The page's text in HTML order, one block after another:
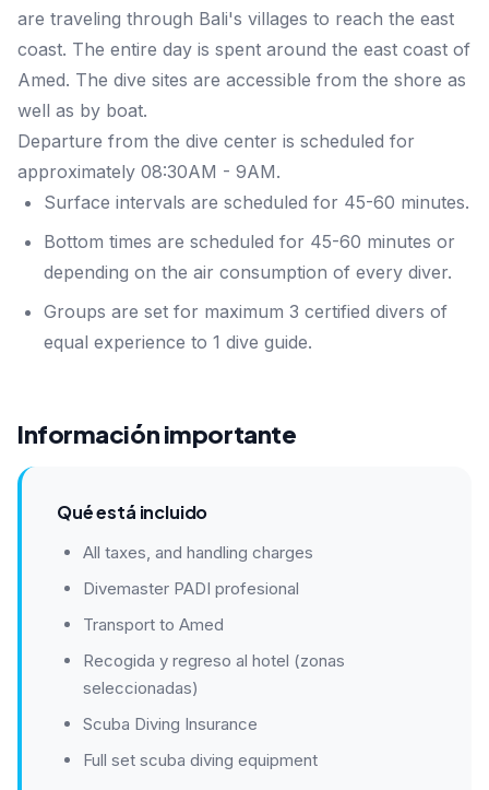
are traveling through Bali's villages to reach the east
coast. The entire day is spent around the east coast of
Amed. The dive sites are accessible from the shore as
well as by boat.
Departure from the dive center is scheduled for
approximately 08:30AM - 9AM.
Surface intervals are scheduled for 45-60 minutes.
Bottom times are scheduled for 45-60 minutes or
depending on the air consumption of every diver.
Groups are set for maximum 3 certified divers of
equal experience to 1 dive guide.
Información importante
Qué está incluido
All taxes, and handling charges
Divemaster PADI profesional
Transport to Amed
Recogida y regreso al hotel (zonas
seleccionadas)
Scuba Diving Insurance
Full set scuba diving equipment